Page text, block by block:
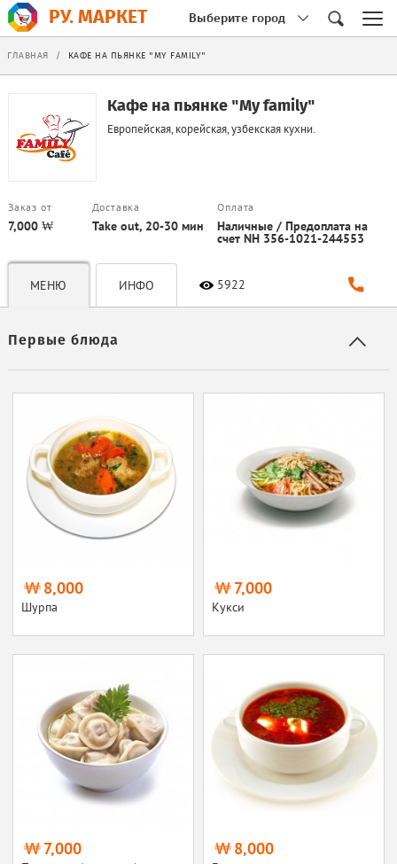
РУ. МАРКЕТ Выберите город
ГЛАВНАЯ / КАФЕ НА ПЬЯНКЕ "MY FAMILY"
Кафе на пьянке "My family"
Европейская, корейская, узбекская кухни.
Заказ от
7,000 ₩
Доставка
Take out, 20-30 мин
Оплата
Наличные / Предоплата на
счет NH 356-1021-244553
МЕНЮ ИНФО 5922
Первые блюда
8,000
Шурпа
7,000
Кукси
7,000 8,000